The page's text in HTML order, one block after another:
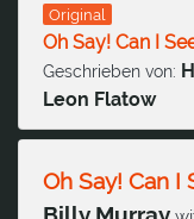
Original
Oh Say! Can I
Geschrieben von:
Leon Flatow
Oh Say! Can I